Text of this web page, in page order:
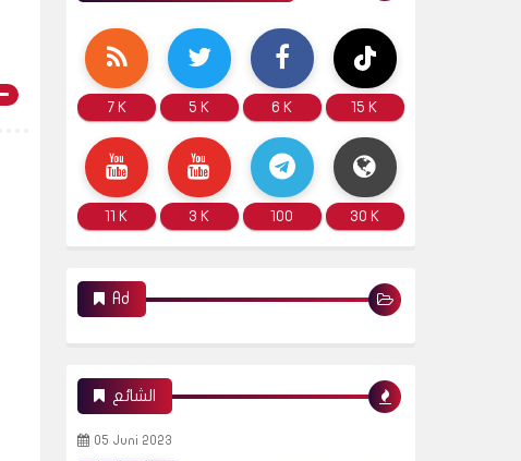
7 K 5 K 6 K 15 K
11 K 3 K 100 30 K
Ad
الشائع
05 Juni 2023